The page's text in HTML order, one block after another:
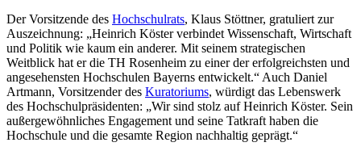
Der Vorsitzende des Hochschulrats, Klaus Stöttner, gratuliert zur
Auszeichnung: „Heinrich Köster verbindet Wissenschaft, Wirtschaft
und Politik wie kaum ein anderer. Mit seinem strategischen
Weitblick hat er die TH Rosenheim zu einer der erfolgreichsten und
angesehensten Hochschulen Bayerns entwickelt.“ Auch Daniel
Artmann, Vorsitzender des Kuratoriums, würdigt das Lebenswerk
des Hochschulpräsidenten: „Wir sind stolz auf Heinrich Köster. Sein
außergewöhnliches Engagement und seine Tatkraft haben die
Hochschule und die gesamte Region nachhaltig geprägt.“